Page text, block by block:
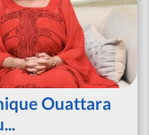
Ouattara